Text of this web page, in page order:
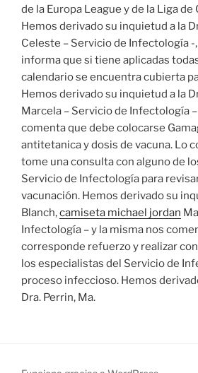
de la Europa League y de la Liga de
Hemos derivado su inquietud a la
Celeste – Servicio de Infectología -
informa que si tiene aplicadas
calendario se encuentra cubierta
Hemos derivado su inquietud a la
Marcela – Servicio de Infectología
comenta que debe colocarse
antitetanica y dosis de vacuna. Lo
tome una consulta con alguno de
Servicio de Infectología para
vacunación. Hemos derivado su
Blanch,camiseta michael jordan
Infectología – y la misma nos
corresponde refuerzo y realizar
los especialistas del Servicio de
proceso infeccioso. Hemos
Dra. Perrin, Ma.